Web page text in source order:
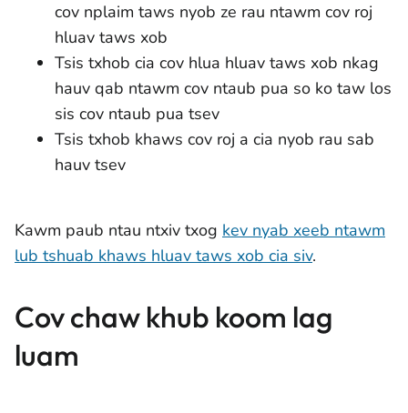
cov nplaim taws nyob ze rau ntawm cov roj
hluav taws xob
Tsis txhob cia cov hlua hluav taws xob nkag
hauv qab ntawm cov ntaub pua so ko taw los
sis cov ntaub pua tsev
Tsis txhob khaws cov roj a cia nyob rau sab
hauv tsev
Kawm paub ntau ntxiv txog kev nyab xeeb ntawm
lub tshuab khaws hluav taws xob cia siv.
Cov chaw khub koom lag
luam